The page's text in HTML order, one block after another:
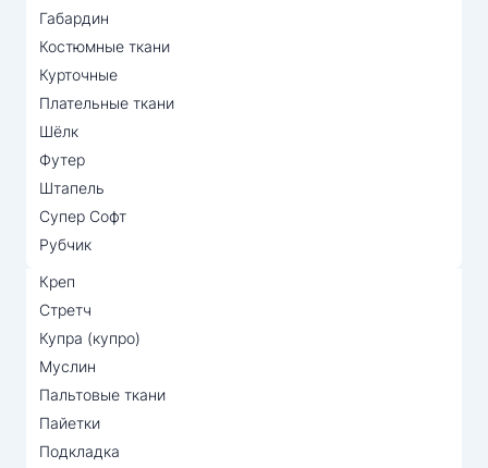
Габардин
Костюмные ткани
Курточные
Плательные ткани
Шёлк
Футер
Штапель
Супер Софт
Рубчик
Креп
Стретч
Купра (купро)
Муслин
Пальтовые ткани
Пайетки
Подкладка